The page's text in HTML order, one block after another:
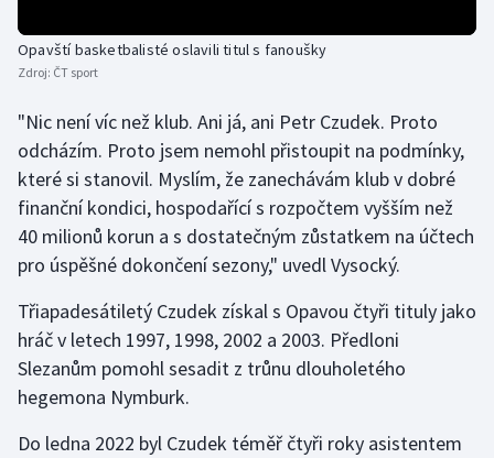
Opavští basketbalisté oslavili titul s fanoušky
Zdroj: ČT sport
"Nic není víc než klub. Ani já, ani Petr Czudek. Proto
odcházím. Proto jsem nemohl přistoupit na podmínky,
které si stanovil. Myslím, že zanechávám klub v dobré
finanční kondici, hospodařící s rozpočtem vyšším než
40 milionů korun a s dostatečným zůstatkem na účtech
pro úspěšné dokončení sezony," uvedl Vysocký.
Třiapadesátiletý Czudek získal s Opavou čtyři tituly jako
hráč v letech 1997, 1998, 2002 a 2003. Předloni
Slezanům pomohl sesadit z trůnu dlouholetého
hegemona Nymburk.
Do ledna 2022 byl Czudek téměř čtyři roky asistentem